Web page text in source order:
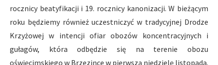
rocznicy beatyfikacji i 19. rocznicy kanonizacji. W bieżącym
roku będziemy również uczestniczyć w tradycyjnej Drodze
Krzyżowej w intencji ofiar obozów koncentracyjnych i
gułagów, która odbędzie się na terenie obozu
oświęcimskiego w Brzezince w pierwszą niedzielę listopada.